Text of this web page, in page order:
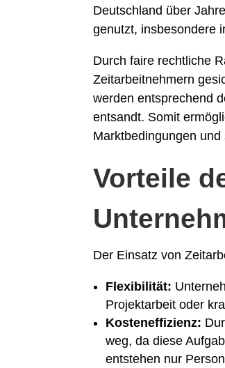
Deutschland über
genutzt, insbesondere
Durch faire rechtliche
Zeitarbeitnehmern
werden entsprechend
entsandt. Somit
Marktbedingungen
Vorteile
Der Einsatz von
Flexibilität:
Projektarbeit oder
Kosteneffizienz:
weg, da diese
entstehen nur